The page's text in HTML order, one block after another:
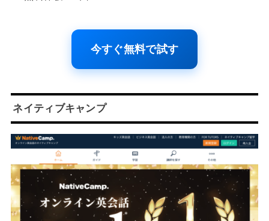
今すぐ無料で試す
ネイティブキャンプ